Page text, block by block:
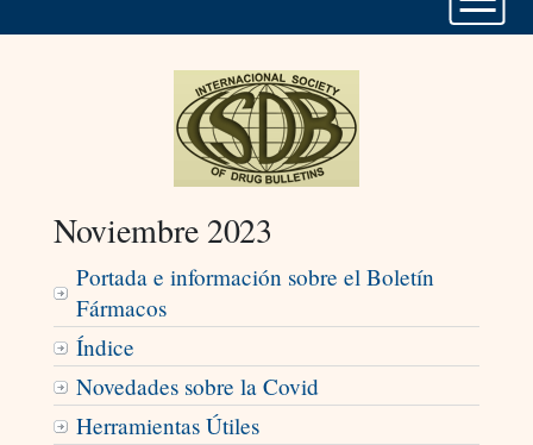
Noviembre 2023
Portada e información sobre el Boletín
Fármacos
Índice
Novedades sobre la Covid
Herramientas Útiles